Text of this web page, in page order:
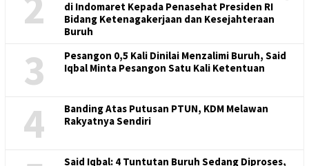
di Indomaret Kepada Penasehat Presiden RI
Bidang Ketenagakerjaan dan Kesejahteraan
Buruh
3
Pesangon 0,5 Kali Dinilai Menzalimi Buruh, Said
Iqbal Minta Pesangon Satu Kali Ketentuan
4
Banding Atas Putusan PTUN, KDM Melawan
Rakyatnya Sendiri
Said Iqbal: 4 Tuntutan Buruh Sedang Diproses,